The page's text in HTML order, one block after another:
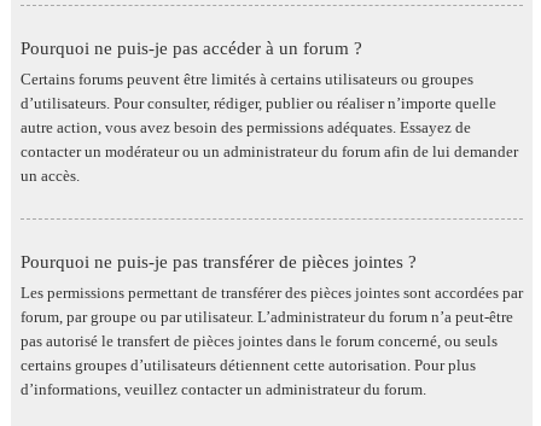
Pourquoi ne puis-je pas accéder à un forum ?
Certains forums peuvent être limités à certains utilisateurs ou groupes
d’utilisateurs. Pour consulter, rédiger, publier ou réaliser n’importe quelle
autre action, vous avez besoin des permissions adéquates. Essayez de
contacter un modérateur ou un administrateur du forum afin de lui demander
un accès.
Pourquoi ne puis-je pas transférer de pièces jointes ?
Les permissions permettant de transférer des pièces jointes sont accordées par
forum, par groupe ou par utilisateur. L’administrateur du forum n’a peut-être
pas autorisé le transfert de pièces jointes dans le forum concerné, ou seuls
certains groupes d’utilisateurs détiennent cette autorisation. Pour plus
d’informations, veuillez contacter un administrateur du forum.